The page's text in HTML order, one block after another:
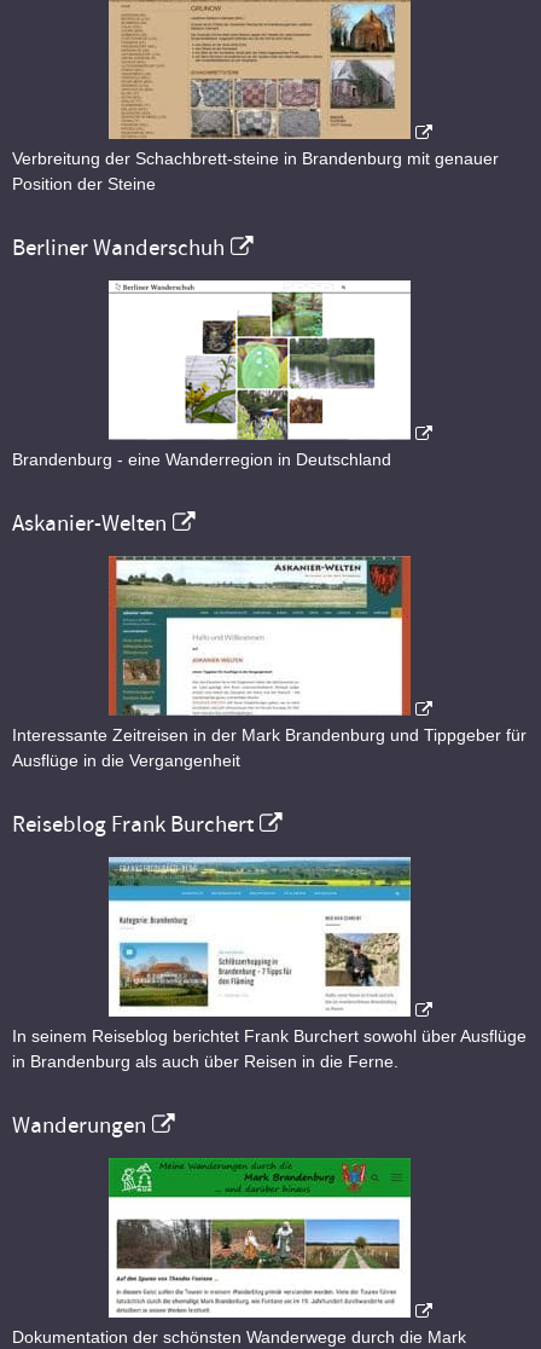
Verbreitung der Schachbrett-steine in Brandenburg mit genauer
Position der Steine
Berliner Wanderschuh
Brandenburg - eine Wanderregion in Deutschland
Askanier-Welten
Interessante Zeitreisen in der Mark Brandenburg und Tippgeber für
Ausflüge in die Vergangenheit
Reiseblog Frank Burchert
In seinem Reiseblog berichtet Frank Burchert sowohl über Ausflüge
in Brandenburg als auch über Reisen in die Ferne.
Wanderungen
Dokumentation der schönsten Wanderwege durch die Mark